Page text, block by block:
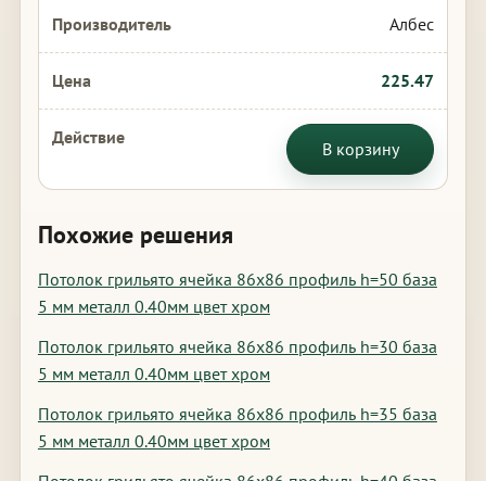
Албес
225.47
В корзину
Похожие решения
Потолок грильято ячейка 86х86 профиль h=50 база
5 мм металл 0.40мм цвет хром
Потолок грильято ячейка 86х86 профиль h=30 база
5 мм металл 0.40мм цвет хром
Потолок грильято ячейка 86х86 профиль h=35 база
5 мм металл 0.40мм цвет хром